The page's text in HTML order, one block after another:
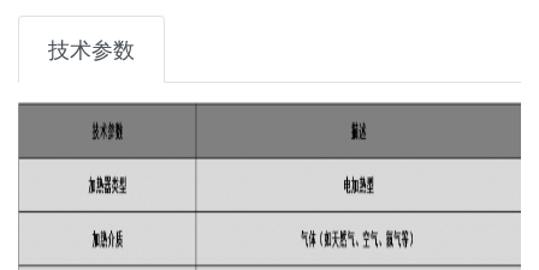
技术参数